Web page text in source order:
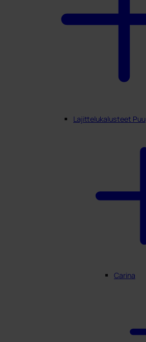
Lajittelukalusteet Puu
Carina